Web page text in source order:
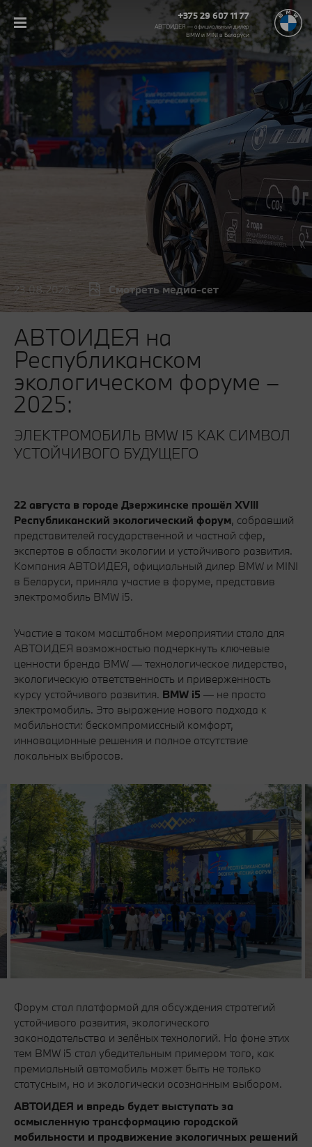
+375 29 607 11 77
АВТОИДЕЯ — официальный дилер
BMW и MINI в Беларуси‎
АВТОИДЕЯ на
Республиканском
экологическом форуме –
2025:
ЭЛЕКТРОМОБИЛЬ BMW I5 КАК СИМВОЛ
УСТОЙЧИВОГО БУДУЩЕГО
23.08.2025 Смотреть медиа-сет
22 августа в городе Дзержинске прошёл XVIII
Республиканский экологический форум, собравший
представителей государственной и частной сфер,
экспертов в области экологии и устойчивого развития.
Компания АВТОИДЕЯ, официальный дилер BMW и MINI
в Беларуси, приняла участие в форуме, представив
электромобиль BMW i5.
Участие в таком масштабном мероприятии стало для
АВТОИДЕЯ возможностью подчеркнуть ключевые
ценности бренда BMW — технологическое лидерство,
экологическую ответственность и приверженность
курсу устойчивого развития. BMW i5 — не просто
электромобиль. Это выражение нового подхода к
мобильности: бескомпромиссный комфорт,
инновационные решения и полное отсутствие
локальных выбросов.
Форум стал платформой для обсуждения стратегий
устойчивого развития, экологического
законодательства и зелёных технологий. На фоне этих
тем BMW i5 стал убедительным примером того, как
премиальный автомобиль может быть не только
статусным, но и экологически осознанным выбором.
АВТОИДЕЯ и впредь будет выступать за
осмысленную трансформацию городской
мобильности и продвижение экологичных решений